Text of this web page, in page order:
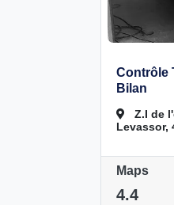
Contrôle
Bilan
Z.I de
Levassor,
Maps
4.4